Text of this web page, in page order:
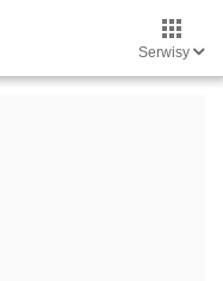
Serwisy